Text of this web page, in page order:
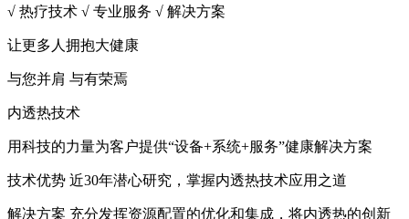
√ 热疗技术 √ 专业服务 √ 解决方案
让更多人拥抱大健康
与您并肩 与有荣焉
内透热技术
用科技的力量为客户提供“设备+系统+服务”健康解决方案
技术优势 近30年潜心研究，掌握内透热技术应用之道
解决方案 充分发挥资源配置的优化和集成，将内透热的创新